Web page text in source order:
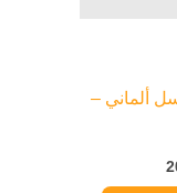
ألماني –